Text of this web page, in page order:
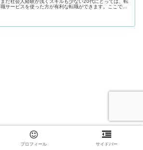
まだ社会人経験が浅くスキルも少ない20代にとっては、転
職サービスを使った方が有利な転職ができます。ここで紹
プロフィール サイドバー